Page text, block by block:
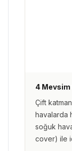
4
Çift
havalarda
soğuk
cover) ile